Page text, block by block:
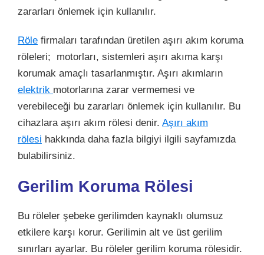
zararları önlemek için kullanılır.
Röle firmaları tarafından üretilen aşırı akım koruma
röleleri; motorları, sistemleri aşırı akıma karşı
korumak amaçlı tasarlanmıştır. Aşırı akımların
elektrik motorlarına zarar vermemesi ve
verebileceği bu zararları önlemek için kullanılır. Bu
cihazlara aşırı akım rölesi denir. Aşırı akım
rölesi hakkında daha fazla bilgiyi ilgili sayfamızda
bulabilirsiniz.
Gerilim Koruma Rölesi
Bu röleler şebeke gerilimden kaynaklı olumsuz
etkilere karşı korur. Gerilimin alt ve üst gerilim
sınırları ayarlar. Bu röleler gerilim koruma rölesidir.